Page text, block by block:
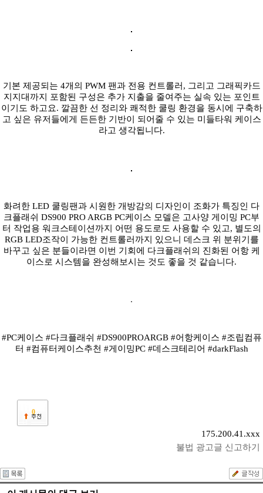
기본 제공되는 4개의 PWM 팬과 전용 컨트롤러, 그리고 그래픽카드
지지대까지 포함된 구성은 추가 지출을 줄여주는 실속 있는 포인트
이기도 하고요. 깔끔한 선 정리와 쾌적한 쿨링 환경을 동시에 구축하
고 싶은 유저들에게 든든한 기반이 되어줄 수 있는 미들타워 케이스
라고 생각됩니다.
화려한 LED 쿨링팬과 시원한 개방감의 디자인이 조화가 특징인 다
크플래쉬 DS900 PRO ARGB PC케이스 모델은 고사양 게이밍 PC부
터 작업용 워크스테이션까지 어떤 용도로도 사용할 수 있고, 별도의
RGB LED조작이 가능한 컨트롤러까지 있으니 데스크 위 분위기를
바꾸고 싶은 분들이라면 이번 기회에 다크플래쉬의 진화된 어항 케
이스로 시스템을 완성해보시는 것도 좋을 것 같습니다.
#PC케이스 #다크플래쉬 #DS900PROARGB #어항케이스 #조립컴퓨
터 #컴퓨터케이스추천 #게이밍PC #데스크테리어 #darkFlash
0
175.200.41.xxx
불법 광고글 신고하기